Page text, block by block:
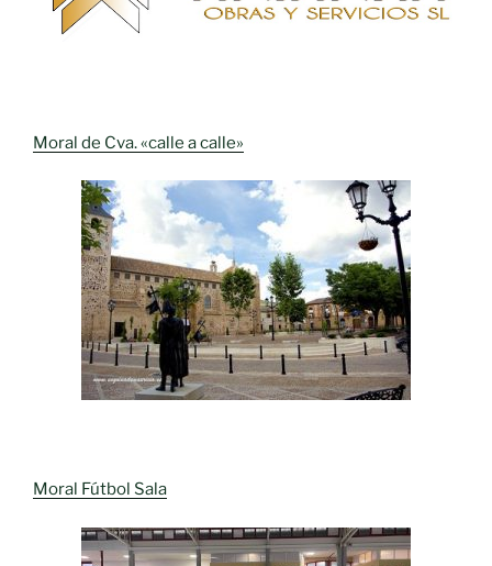
Moral de Cva. «calle a calle»
Moral Fútbol Sala